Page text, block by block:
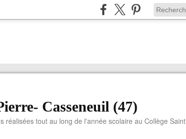
Casseneuil (47)
réalisées tout au long de l'année scolaire au Collège Saint